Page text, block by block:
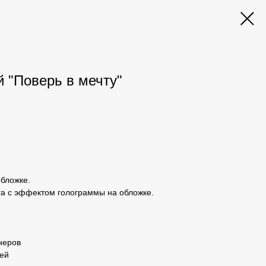
"Поверь в мечту"
с эффектом голограммы на обложке.